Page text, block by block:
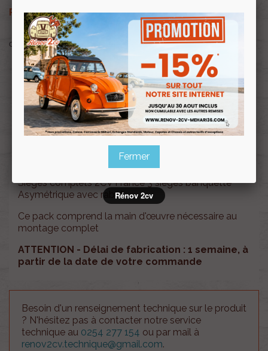
Prix clubRenov 2cv:588,00 €TTC
OU PAYER EN
Profitez de prix remisés
avec la Carte clubRenov 2cv
Souscrire
au clubRenov 2cv
Sièges complets 2CV France 3 sièges banquette
Asymétrique avec rabat
Ce pack comprend la main d'œuvre nécessaire au
montage complet
ATTENTION - Délai de fabrication : 1 semaine, à
partir de la date de votre commande
Besoin d'un renseignement technique sur le produit
? N'hésitez pas à contacter notre service
technique au 0254 277 154 ou par mail à
renov2cv.technique@gmail.com.
Fermer
Rénov 2cv